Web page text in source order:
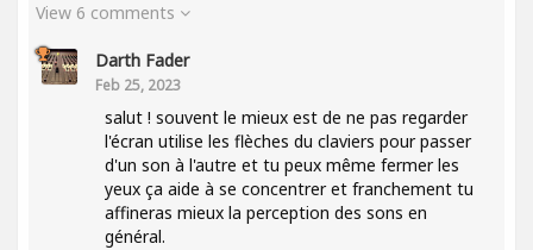
View 6 comments
Darth Fader
Feb 25, 2023
salut ! souvent le mieux est de ne pas regarder
l'écran utilise les flèches du claviers pour passer
d'un son à l'autre et tu peux même fermer les
yeux ça aide à se concentrer et franchement tu
affineras mieux la perception des sons en
général.